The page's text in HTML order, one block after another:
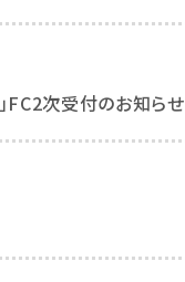
FC2次受付のお知らせ